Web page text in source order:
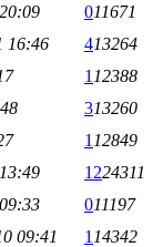
011671
16:46 413264
1 12388
313260
1 12849
1224311
011197
09:41 1 14342